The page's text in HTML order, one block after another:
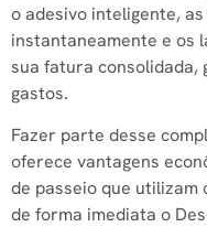
o adesivo inteligente,
instantaneamente e os
sua fatura
gastos.
Fazer parte desse
oferece vantagens
de passeio que
de forma imediata o